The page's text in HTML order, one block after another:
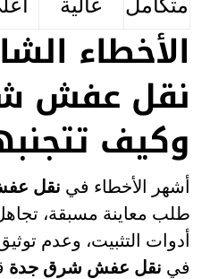
متكامل عالية
الأخطاء
نقل عفش
وكيف
أشهر الأخطاء في نقل
طلب معاينة مسبقة،
أدوات التثبيت، وعدم توثيق
في نقل عفش شرق جدة